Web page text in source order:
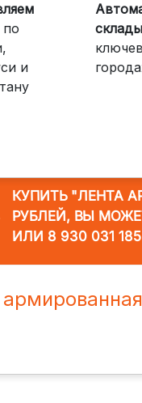
и
склады
КУПИТЬ "ЛЕНТА
РУБЛЕЙ, ВЫ
ИЛИ 8 930 031